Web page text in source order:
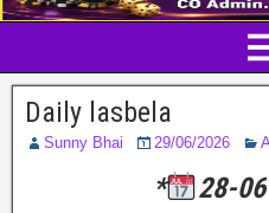
Daily lasbela
Sunny Bhai 29/06/2026
* 28-